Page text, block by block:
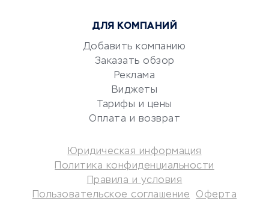
Консалтинговые компании
Аудиторские компании
Бухгалтерия онлайн
КРЕДИТЫ И ЗАЙМЫ
Потребительские кредиты
Кредитные карты
ДЛЯ КОМПАНИЙ
Добавить компанию
Заказать обзор
Реклама
Виджеты
Тарифы и цены
Оплата и возврат
Юридическая информация
Политика конфиденциальности
Правила и условия
Пользовательское соглашение
Оферта